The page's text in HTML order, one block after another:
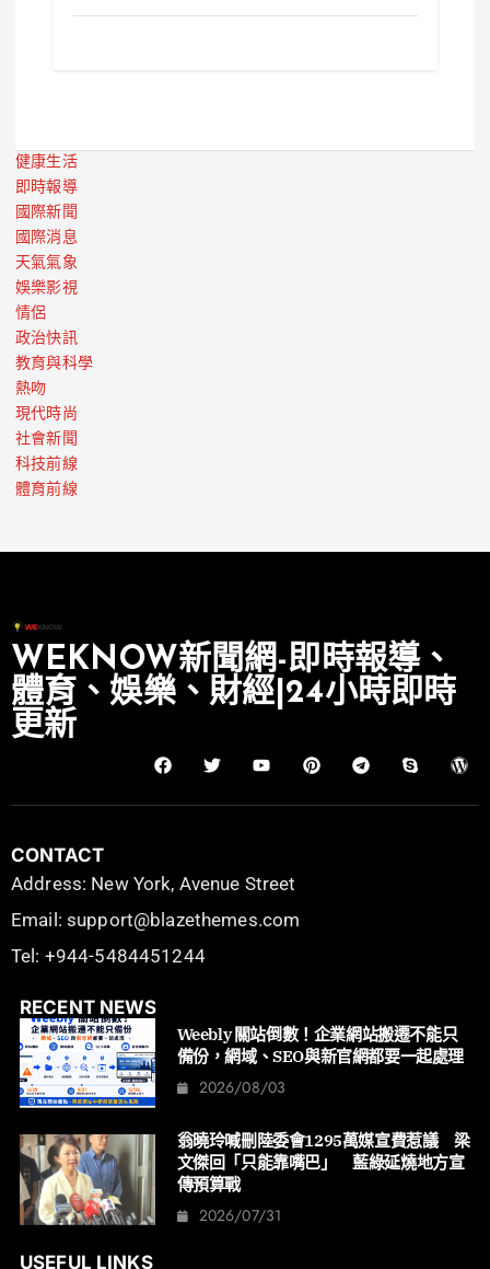
健康生活
即時報導
國際新聞
國際消息
天氣氣象
娛樂影視
情侶
政治快訊
教育與科學
熱吻
現代時尚
社會新聞
科技前線
體育前線
WEKNOW新聞網-即時報導、
體育、娛樂、財經|24小時即時
更新
CONTACT
Address: New York, Avenue Street
Email: support@blazethemes.com
Tel: +944-5484451244
RECENT NEWS
Weebly 關站倒數！企業網站搬遷不能只
備份，網域、SEO與新官網都要一起處理
2026/08/03
翁曉玲喊刪陸委會1295萬媒宣費惹議 梁
文傑回「只能靠嘴巴」 藍綠延燒地方宣
傳預算戰
2026/07/31
USEFUL LINKS